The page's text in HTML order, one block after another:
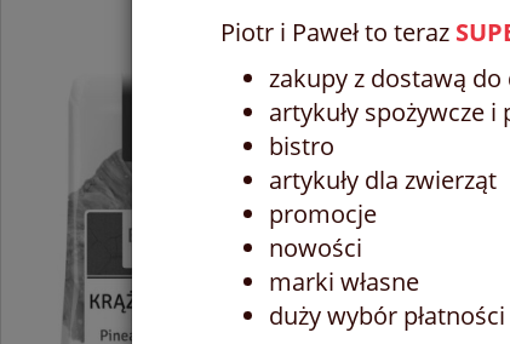
ananas
słodkich
BIO
Piotr i Paweł to teraz
zakupy z dostawą
artykuły spożywcze i
bistro
artykuły dla zwierząt
promocje
nowości
marki własne
duży wybór płatności